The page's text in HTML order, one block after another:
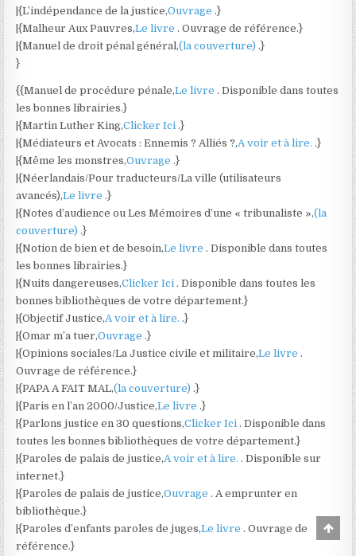
|{L’indépendance de la justice,Ouvrage.}
|{Malheur Aux Pauvres,Le livre. Ouvrage de référence.}
|{Manuel de droit pénal général,(la couverture).}
}
{{Manuel de procédure pénale,Le livre. Disponible dans toutes
les bonnes librairies.}
|{Martin Luther King,Clicker Ici.}
|{Médiateurs et Avocats : Ennemis ? Alliés ?,A voir et à lire..}
|{Même les monstres,Ouvrage.}
|{Néerlandais/Pour traducteurs/La ville (utilisateurs
avancés),Le livre.}
|{Notes d’audience ou Les Mémoires d’une « tribunaliste »,(la
couverture).}
|{Notion de bien et de besoin,Le livre. Disponible dans toutes
les bonnes librairies.}
|{Nuits dangereuses,Clicker Ici. Disponible dans toutes les
bonnes bibliothèques de votre département.}
|{Objectif Justice,A voir et à lire..}
|{Omar m’a tuer,Ouvrage.}
|{Opinions sociales/La Justice civile et militaire,Le livre.
Ouvrage de référence.}
|{PAPA A FAIT MAL,(la couverture).}
|{Paris en l’an 2000/Justice,Le livre.}
|{Parlons justice en 30 questions,Clicker Ici. Disponible dans
toutes les bonnes bibliothèques de votre département.}
|{Paroles de palais de justice,A voir et à lire.. Disponible sur
internet.}
|{Paroles de palais de justice,Ouvrage. A emprunter en
bibliothèque.}
|{Paroles d’enfants paroles de juges,Le livre. Ouvrage de
référence.}
to
Top